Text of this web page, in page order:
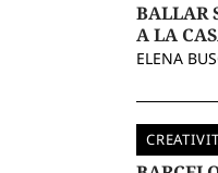
BALLAR
A LA
ELENA